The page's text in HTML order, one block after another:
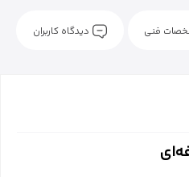
فنی دیدگاه کاربران